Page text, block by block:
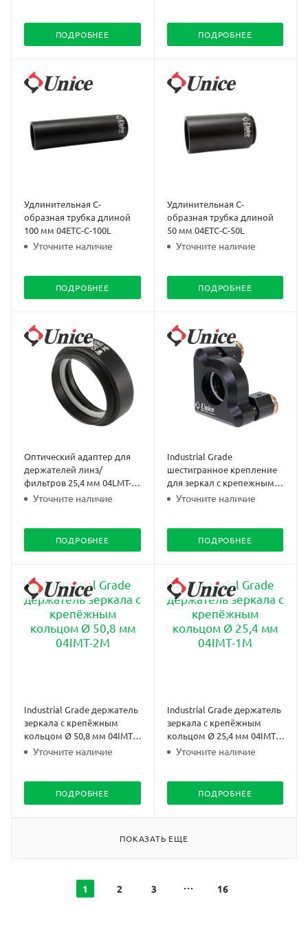
ПОДРОБНЕЕ ПОДРОБНЕЕ
Удлинительная C-
образная трубка длиной
100 мм 04ETC-C-100L
Уточните наличие
ПОДРОБНЕЕ
Удлинительная C-
образная трубка длиной
50 мм 04ETC-C-50L
Уточните наличие
ПОДРОБНЕЕ
Оптический адаптер для
держателей линз/
фильтров 25,4 мм 04LMT-
1(M)Уточните наличие
ПОДРОБНЕЕ
Industrial Grade
шестигранное крепление
для зеркал с крепежным
кольцом 04IMT-1M-H
Уточните наличие
ПОДРОБНЕЕ
Industrial Grade держатель
зеркала с крепёжным
кольцом Ø 50,8 мм 04IMT-
2MУточните наличие
ПОДРОБНЕЕ
Industrial Grade держатель
зеркала с крепёжным
кольцом Ø 25,4 мм 04IMT-
1MУточните наличие
ПОДРОБНЕЕ
ПОКАЗАТЬ ЕЩЕ
1 2 3 16